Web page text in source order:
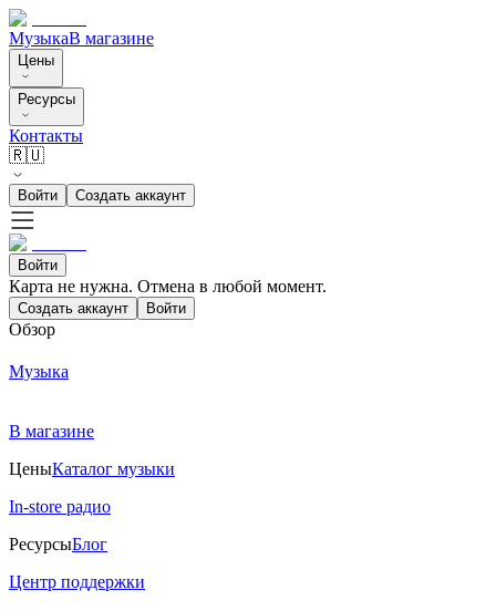
МузыкаВ магазине
Цены
Ресурсы
Контакты
🇷🇺
Войти Создать аккаунт
Войти
Карта не нужна. Отмена в любой момент.
Создать аккаунт Войти
Обзор
Музыка
В магазине
ЦеныКаталог музыки
In-store радио
РесурсыБлог
Центр поддержки